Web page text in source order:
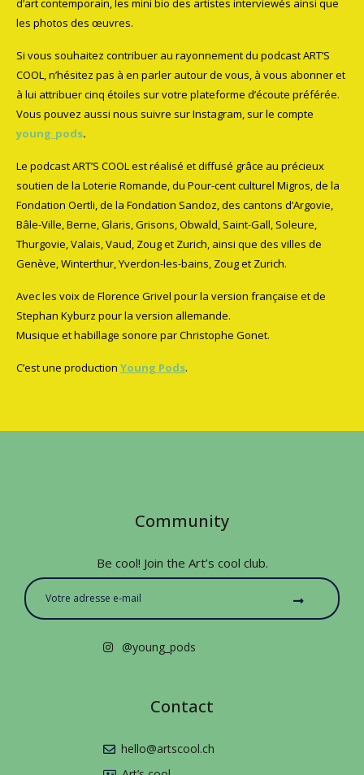
d’art contemporain, les mini bio des artistes interviewés ainsi que
les photos des œuvres.
Si vous souhaitez contribuer au rayonnement du podcast ART’S
COOL, n’hésitez pas à en parler autour de vous, à vous abonner et
à lui attribuer cinq étoiles sur votre plateforme d’écoute préférée.
Vous pouvez aussi nous suivre sur Instagram, sur le compte
young_pods.
Le podcast ART’S COOL est réalisé et diffusé grâce au précieux
soutien de la Loterie Romande, du Pour-cent culturel Migros, de la
Fondation Oertli, de la Fondation Sandoz, des cantons d’Argovie,
Bâle-Ville, Berne, Glaris, Grisons, Obwald, Saint-Gall, Soleure,
Thurgovie, Valais, Vaud, Zoug et Zurich, ainsi que des villes de
Genève, Winterthur, Yverdon-les-bains, Zoug et Zurich.
Avec les voix de Florence Grivel pour la version française et de
Stephan Kyburz pour la version allemande.
Musique et habillage sonore par Christophe Gonet.
C’est une production Young Pods.
Community
Be cool! Join the Art’s cool club.
@young_pods
Contact
hello@artscool.ch